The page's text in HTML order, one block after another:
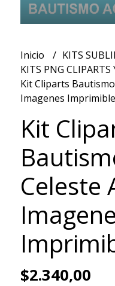
Inicio
KITS
KITS PNG CLIPARTS
Kit Cliparts
Imagenes
Kit
Celeste
$2.340,00